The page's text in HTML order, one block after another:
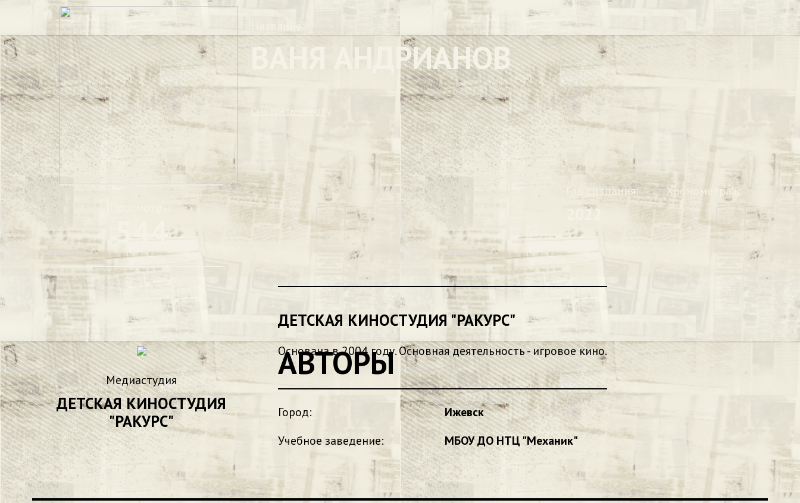
ВАНЯ АНДРИАНОВ
Просмотры:
544
Год создания:
2022
Хронометраж:
АВТОРЫ
Медиастудия
ДЕТСКАЯ КИНОСТУДИЯ
"РАКУРС"
ДЕТСКАЯ КИНОСТУДИЯ "РАКУРС"
Основана в 2004 году. Основная деятельность - игровое кино.
Город:
Ижевск
Учебное заведение:
МБОУ ДО НТЦ "Механик"